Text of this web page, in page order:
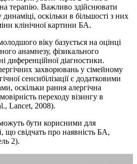
на терапію. Важливо здійснювати
оскільки в більшості з них
клінічної картини БА.
віку базується на оцінці
анамнезу, фізикального
диференційної діагностики.
захворювань у сімейному
сенсибілізації є додатковими
оскільки рання алергічна
переходу візингу в
Lancet, 2008).
бути корисними для
що свідчать про наявність БА,
2).